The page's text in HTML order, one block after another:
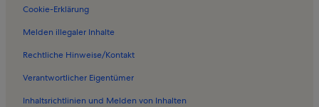
Ferienwohnungen in Franzensfeste
Ferienwohnungen in Tisana
Ferienwohnungen in Skigebiet Reinswald
Ferienwohnungen in Kirche Santa Caterina
Ferienwohnungen in Pfarrkirche Kastelruth
Cookie-Erklärung
Melden illegaler Inhalte
Rechtliche Hinweise/Kontakt
Verantwortlicher Eigentümer
Inhaltsrichtlinien und Melden von Inhalten